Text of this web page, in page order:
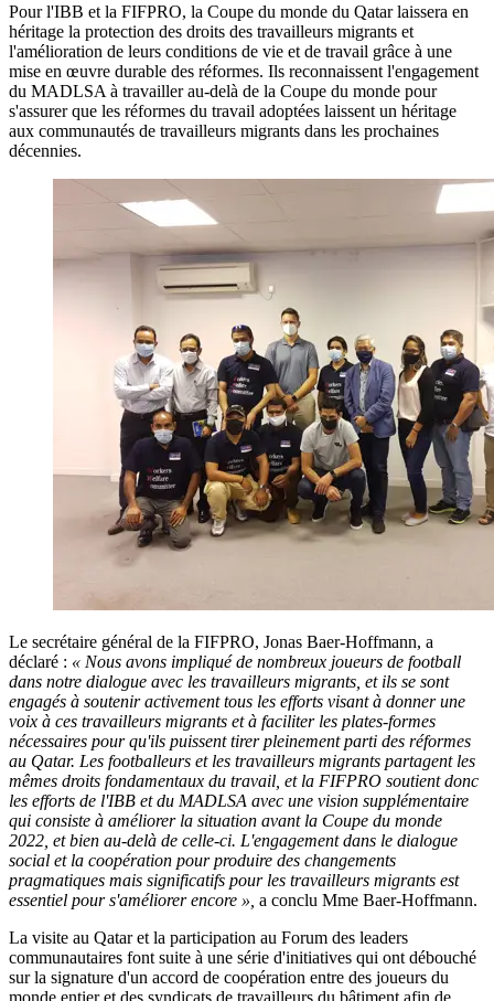
Pour l'IBB et la FIFPRO, la Coupe du monde du Qatar laissera en
héritage la protection des droits des travailleurs migrants et
l'amélioration de leurs conditions de vie et de travail grâce à une
mise en œuvre durable des réformes. Ils reconnaissent l'engagement
du MADLSA à travailler au-delà de la Coupe du monde pour
s'assurer que les réformes du travail adoptées laissent un héritage
aux communautés de travailleurs migrants dans les prochaines
décennies.
Le secrétaire général de la FIFPRO, Jonas Baer-Hoffmann, a
déclaré : « Nous avons impliqué de nombreux joueurs de football
dans notre dialogue avec les travailleurs migrants, et ils se sont
engagés à soutenir activement tous les efforts visant à donner une
voix à ces travailleurs migrants et à faciliter les plates-formes
nécessaires pour qu'ils puissent tirer pleinement parti des réformes
au Qatar. Les footballeurs et les travailleurs migrants partagent les
mêmes droits fondamentaux du travail, et la FIFPRO soutient donc
les efforts de l'IBB et du MADLSA avec une vision supplémentaire
qui consiste à améliorer la situation avant la Coupe du monde
2022, et bien au-delà de celle-ci. L'engagement dans le dialogue
social et la coopération pour produire des changements
pragmatiques mais significatifs pour les travailleurs migrants est
essentiel pour s'améliorer encore », a conclu Mme Baer-Hoffmann.
La visite au Qatar et la participation au Forum des leaders
communautaires font suite à une série d'initiatives qui ont débouché
sur la signature d'un accord de coopération entre des joueurs du
monde entier et des syndicats de travailleurs du bâtiment afin de